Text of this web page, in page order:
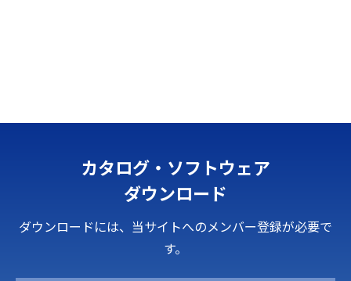
カタログ・ソフトウェア
ダウンロード
ダウンロードには、当サイトへのメンバー登録が必要で
す。